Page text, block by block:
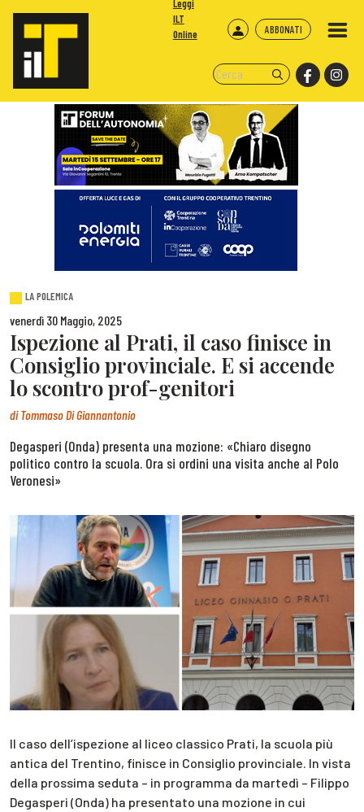
ABBONATI
Leggi
ILT
Online
LA POLEMICA
venerdì 30 Maggio, 2025
Ispezione al Prati, il caso finisce in
Consiglio provinciale. E si accende
lo scontro prof-genitori
diTommaso Di Giannantonio
Degasperi (Onda) presenta una mozione: «Chiaro disegno
politico contro la scuola. Ora si ordini una visita anche al Polo
Veronesi»
Il caso dell’ispezione al liceo classico Prati, la scuola più
antica del Trentino, finisce in Consiglio provinciale. In vista
della prossima seduta – in programma da martedì – Filippo
Degasperi (Onda) ha presentato una mozione in cui